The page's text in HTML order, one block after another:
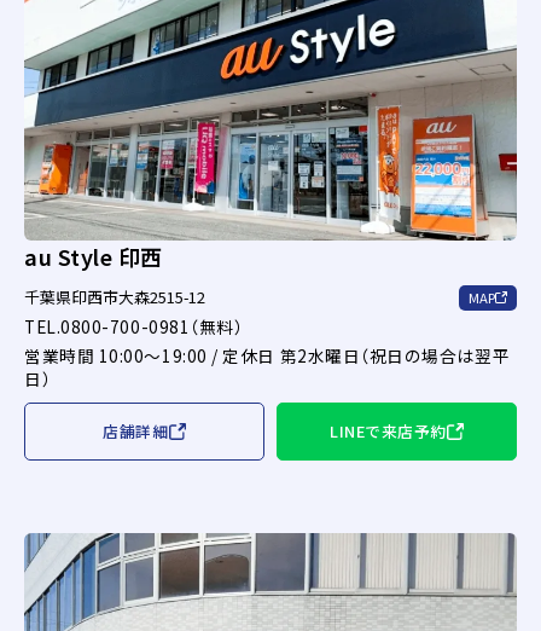
au Style 印西
千葉県印西市大森2515-12 MAP
TEL.0800-700-0981（無料）
営業時間 10:00～19:00 / 定休日 第2水曜日（祝日の場合は翌平
日）
店舗詳細 LINEで来店予約